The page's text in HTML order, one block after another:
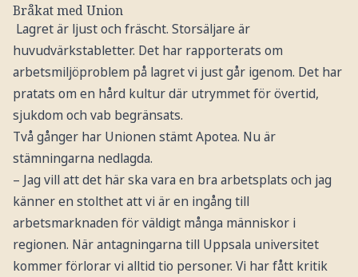
Bråkat med Union
Lagret är ljust och fräscht. Storsäljare är
huvudvärkstabletter. Det har rapporterats om
arbetsmiljöproblem på lagret vi just går igenom. Det har
pratats om en hård kultur där utrymmet för övertid,
sjukdom och vab begränsats.
Två gånger har Unionen stämt Apotea. Nu är
stämningarna nedlagda.
– Jag vill att det här ska vara en bra arbetsplats och jag
känner en stolthet att vi är en ingång till
arbetsmarknaden för väldigt många människor i
regionen. När antagningarna till Uppsala universitet
kommer förlorar vi alltid tio personer. Vi har fått kritik